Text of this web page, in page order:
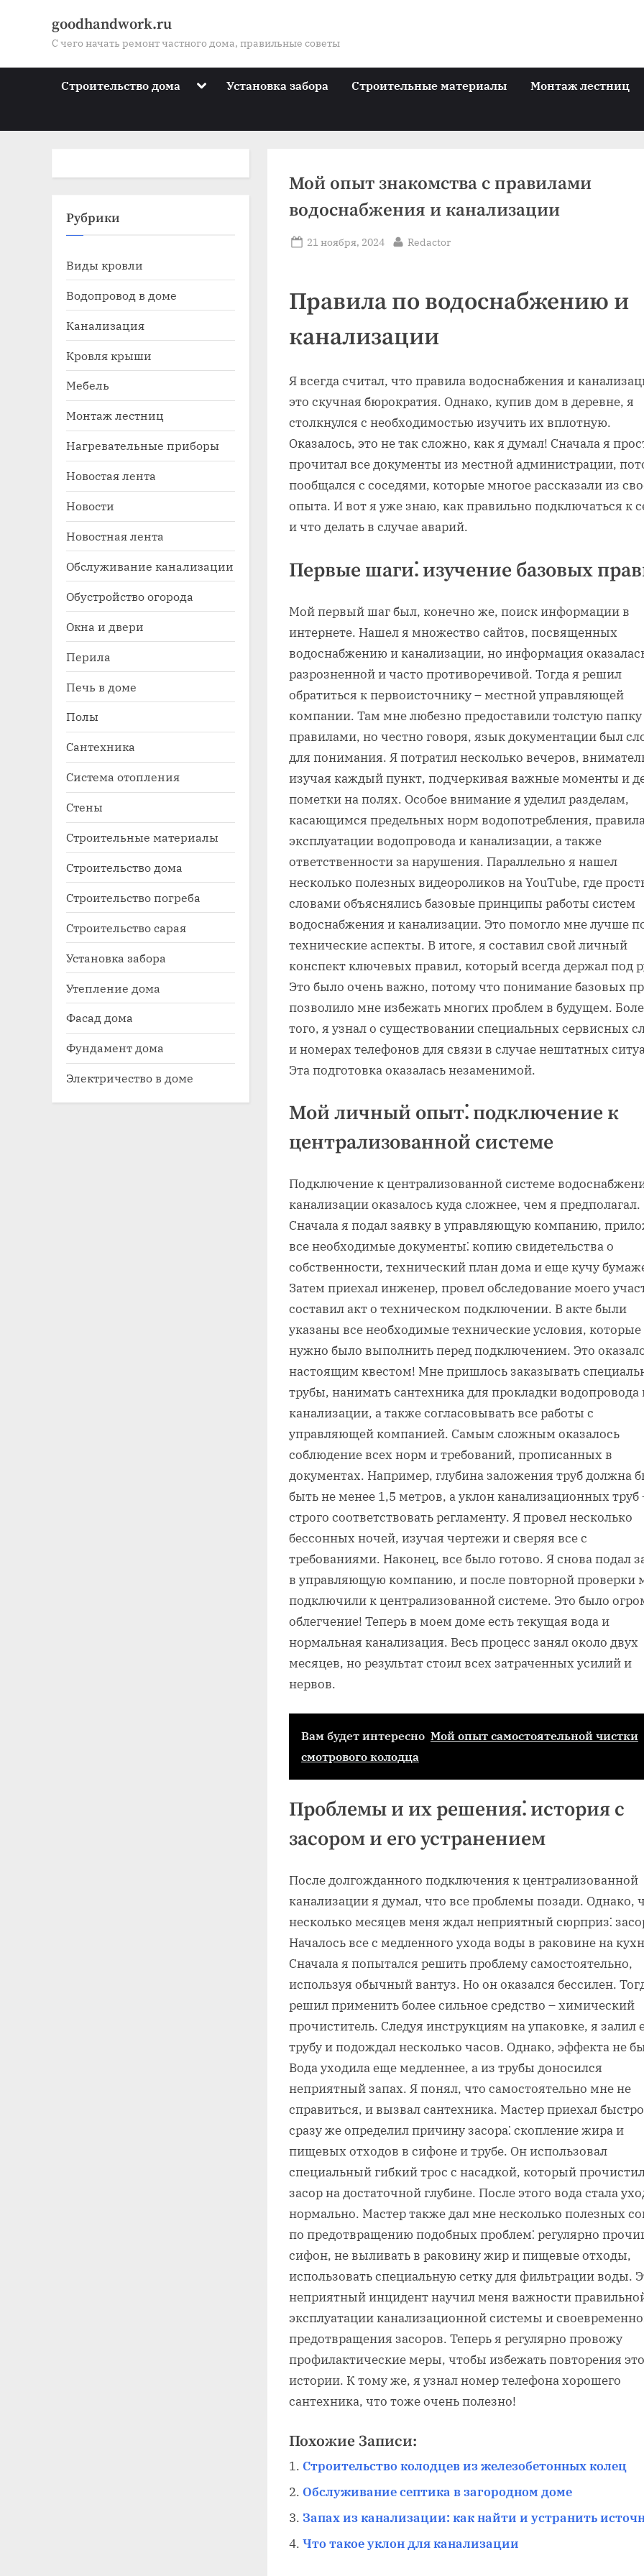
goodhandwork.ru
С чего начать ремонт частного дома, правильные советы
Строительство дома Toggle
menu
sub-
Установка забора Строительные материалы Монтаж лестниц
Мой опыт знакомства с правилами
водоснабжения и канализации
Posted
21 ноября, 2024 By
Redactor
Правила по водоснабжению и
канализации
Я всегда считал, что правила водоснабжения и
это скучная бюрократия. Однако, купив дом в деревне, я
столкнулся с необходимостью изучить их вплотную.
Оказалось, это не так сложно, как я думал! Сначала я
прочитал все документы из местной администрации,
пообщался с соседями, которые многое рассказали из
опыта. И вот я уже знаю, как правильно подключаться к
и что делать в случае аварий.
Первые шаги⁚ изучение базовых
Мой первый шаг был, конечно же, поиск информации в
интернете. Нашел я множество сайтов, посвященных
водоснабжению и канализации, но информация
разрозненной и часто противоречивой. Тогда я решил
обратиться к первоисточнику – местной управляющей
компании. Там мне любезно предоставили толстую папку
правилами, но честно говоря, язык документации был
для понимания. Я потратил несколько вечеров,
изучая каждый пункт, подчеркивая важные моменты и
пометки на полях. Особое внимание я уделил разделам,
касающимся предельных норм водопотребления,
эксплуатации водопровода и канализации, а также
ответственности за нарушения. Параллельно я нашел
несколько полезных видеороликов на YouTube, где
словами объяснялись базовые принципы работы систем
водоснабжения и канализации. Это помогло мне лучше
технические аспекты. В итоге, я составил свой личный
конспект ключевых правил, который всегда держал под
Это было очень важно, потому что понимание базовых
позволило мне избежать многих проблем в будущем.
того, я узнал о существовании специальных сервисных
и номерах телефонов для связи в случае нештатных
Эта подготовка оказалась незаменимой.
Мой личный опыт⁚ подключение к
централизованной системе
Подключение к централизованной системе
канализации оказалось куда сложнее, чем я предполагал.
Сначала я подал заявку в управляющую компанию,
все необходимые документы⁚ копию свидетельства о
собственности, технический план дома и еще кучу
Затем приехал инженер, провел обследование моего
составил акт о техническом подключении. В акте были
указаны все необходимые технические условия,
нужно было выполнить перед подключением. Это
настоящим квестом! Мне пришлось заказывать
трубы, нанимать сантехника для прокладки водопровода
канализации, а также согласовывать все работы с
управляющей компанией. Самым сложным оказалось
соблюдение всех норм и требований, прописанных в
документах. Например, глубина заложения труб должна
быть не менее 1,5 метров, а уклон канализационных труб
строго соответствовать регламенту. Я провел несколько
бессонных ночей, изучая чертежи и сверяя все с
требованиями. Наконец, все было готово. Я снова подал
в управляющую компанию, и после повторной проверки
подключили к централизованной системе. Это было
облегчение! Теперь в моем доме есть текущая вода и
нормальная канализация. Весь процесс занял около двух
месяцев, но результат стоил всех затраченных усилий и
нервов.
Вам будет интересно Мой опыт самостоятельной чистки
смотрового колодца
Проблемы и их решения⁚ история с
засором и его устранением
После долгожданного подключения к централизованной
канализации я думал, что все проблемы позади. Однако,
несколько месяцев меня ждал неприятный сюрприз⁚
Началось все с медленного ухода воды в раковине на
Сначала я попытался решить проблему самостоятельно,
используя обычный вантуз. Но он оказался бессилен.
решил применить более сильное средство – химический
прочиститель. Следуя инструкциям на упаковке, я залил
трубу и подождал несколько часов. Однако, эффекта не
Вода уходила еще медленнее, а из трубы доносился
неприятный запах. Я понял, что самостоятельно мне не
справиться, и вызвал сантехника. Мастер приехал
сразу же определил причину засора⁚ скопление жира и
пищевых отходов в сифоне и трубе. Он использовал
специальный гибкий трос с насадкой, который
засор на достаточной глубине. После этого вода стала
нормально. Мастер также дал мне несколько полезных
по предотвращению подобных проблем⁚ регулярно
сифон, не выливать в раковину жир и пищевые отходы,
использовать специальную сетку для фильтрации воды.
неприятный инцидент научил меня важности
эксплуатации канализационной системы и
предотвращения засоров. Теперь я регулярно провожу
профилактические меры, чтобы избежать повторения
истории. К тому же, я узнал номер телефона хорошего
сантехника, что тоже очень полезно!
Похожие Записи:
Строительство колодцев из железобетонных колец
Обслуживание септика в загородном доме
Запах из канализации: как найти и устранить
Что такое уклон для канализации
Рубрики
Виды кровли
Водопровод в доме
Канализация
Кровля крыши
Мебель
Монтаж лестниц
Нагревательные приборы
Новостая лента
Новости
Новостная лента
Обслуживание канализации
Обустройство огорода
Окна и двери
Перила
Печь в доме
Полы
Сантехника
Система отопления
Стены
Строительные материалы
Строительство дома
Строительство погреба
Строительство сарая
Установка забора
Утепление дома
Фасад дома
Фундамент дома
Электричество в доме